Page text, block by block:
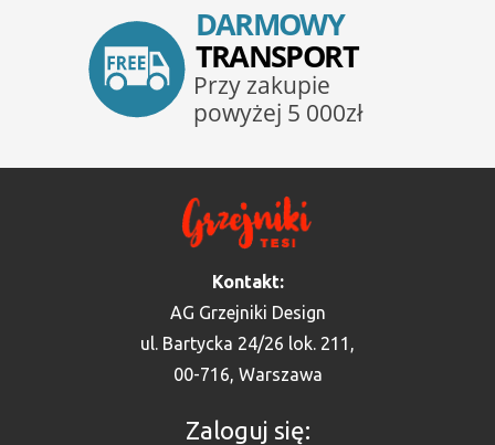
Kontakt:
AG Grzejniki Design
ul. Bartycka 24/26 lok. 211,
00-716, Warszawa
Zaloguj się: